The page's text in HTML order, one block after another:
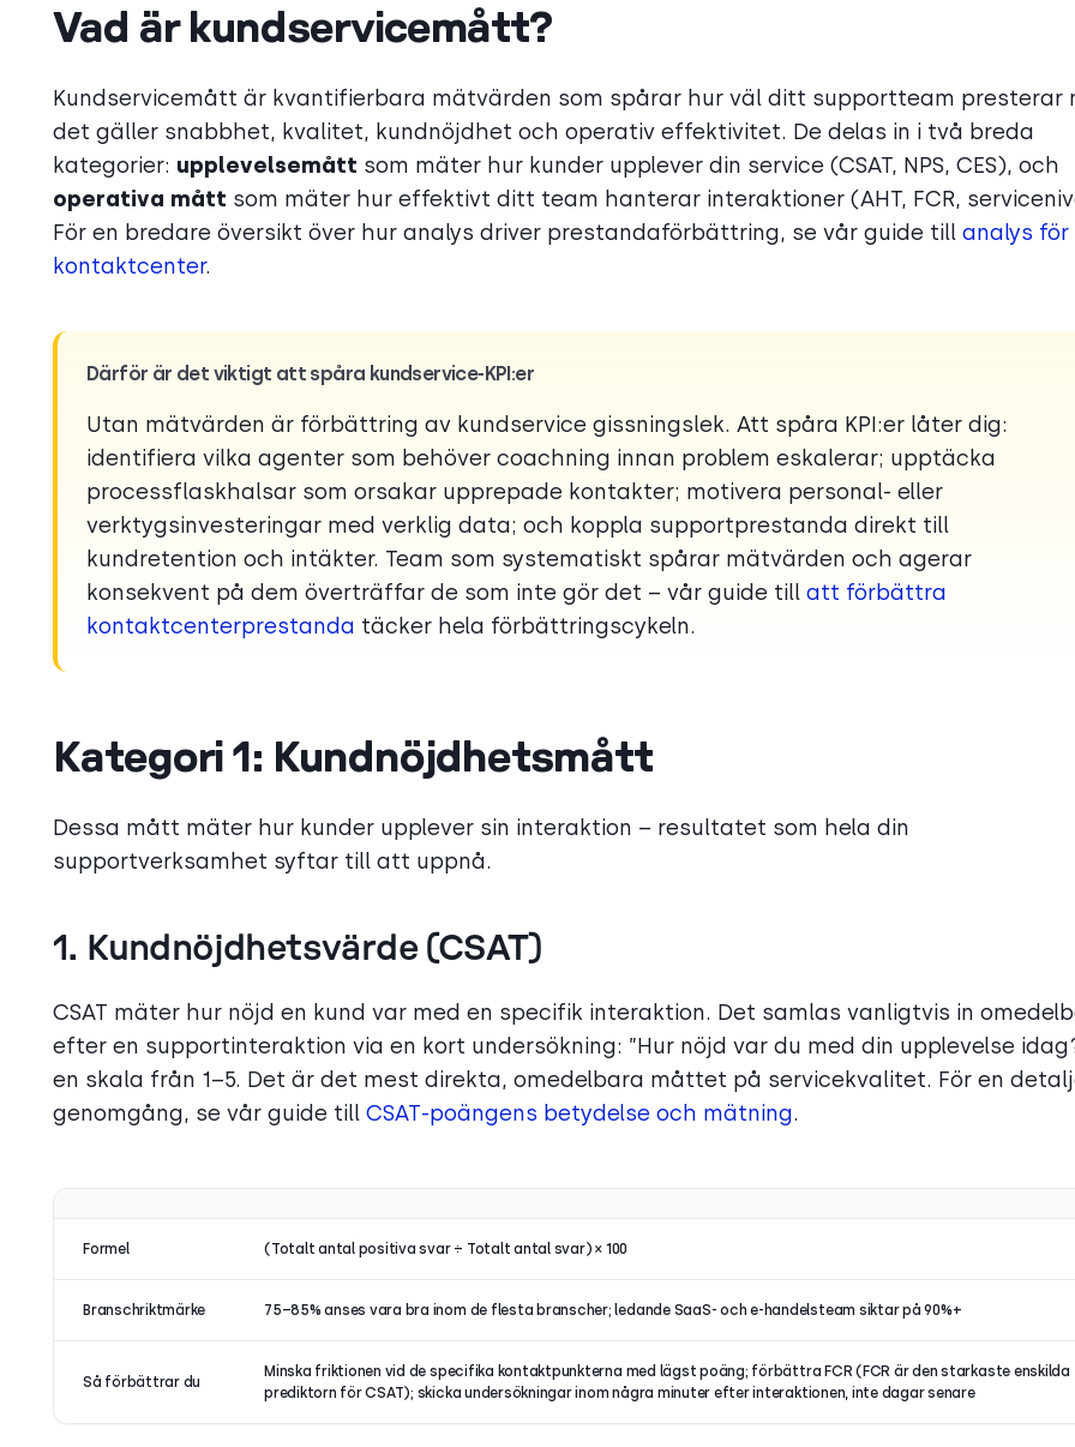
Vad är kundservicemått?
Kundservicemått är kvantifierbara mätvärden som spårar hur väl ditt supportteam presterar
det gäller snabbhet, kvalitet, kundnöjdhet och operativ effektivitet. De delas in i två breda
kategorier: upplevelsemått som mäter hur kunder upplever din service (CSAT, NPS, CES), och
operativa mått som mäter hur effektivt ditt team hanterar interaktioner (AHT, FCR,
För en bredare översikt över hur analys driver prestandaförbättring, se vår guide till analys för
kontaktcenter.
Därför är det viktigt att spåra kundservice-KPI:er
Utan mätvärden är förbättring av kundservice gissningslek. Att spåra KPI:er låter dig:
identifiera vilka agenter som behöver coachning innan problem eskalerar; upptäcka
processflaskhalsar som orsakar upprepade kontakter; motivera personal- eller
verktygsinvesteringar med verklig data; och koppla supportprestanda direkt till
kundretention och intäkter. Team som systematiskt spårar mätvärden och agerar
konsekvent på dem överträffar de som inte gör det – vår guide till att förbättra
kontaktcenterprestanda täcker hela förbättringscykeln.
Kategori 1: Kundnöjdhetsmått
Dessa mått mäter hur kunder upplever sin interaktion – resultatet som hela din
supportverksamhet syftar till att uppnå.
1. Kundnöjdhetsvärde (CSAT)
CSAT mäter hur nöjd en kund var med en specifik interaktion. Det samlas vanligtvis in
efter en supportinteraktion via en kort undersökning: ”Hur nöjd var du med din upplevelse
en skala från 1–5. Det är det mest direkta, omedelbara måttet på servicekvalitet. För en
genomgång, se vår guide till CSAT-poängens betydelse och mätning.
Formel (Totalt antal positiva svar ÷ Totalt antal svar) × 100
Branschriktmärke 75–85% anses vara bra inom de flesta branscher; ledande SaaS- och e-handelsteam siktar på 90%+
Så förbättrar du
Minska friktionen vid de specifika kontaktpunkterna med lägst poäng; förbättra FCR (FCR är den starkaste enskilda
prediktorn för CSAT); skicka undersökningar inom några minuter efter interaktionen, inte dagar senare